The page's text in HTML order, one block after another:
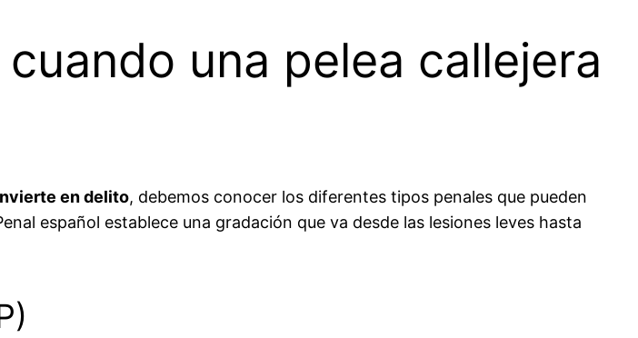
una pelea callejera
en delito, debemos conocer los diferentes tipos penales que pueden
español establece una gradación que va desde las lesiones leves hasta